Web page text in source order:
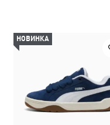
НОВИНКА